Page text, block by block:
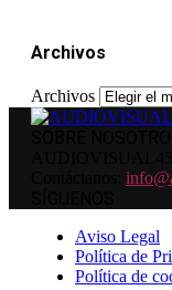
Archivos
Archivos
Aviso Legal
Política de
Política de